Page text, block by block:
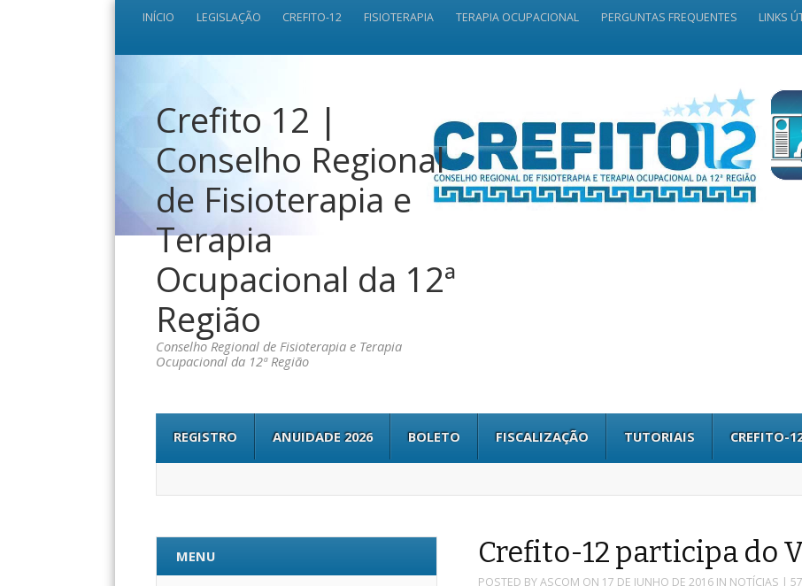
INÍCIO LEGISLAÇÃO CREFITO-12 FISIOTERAPIA TERAPIA OCUPACIONAL PERGUNTAS FREQUENTES LINKS
Crefito 12 |
Conselho Regional
de Fisioterapia e
Terapia
Ocupacional da 12ª
Região
Conselho Regional de Fisioterapia e Terapia
Ocupacional da 12ª Região
REGISTRO ANUIDADE 2026 BOLETO FISCALIZAÇÃO TUTORIAIS CREFITO-
Crefito-12 participa do
POSTED BYASCOM ON 17 DE JUNHO DE 2016IN NOTÍCIAS |
MENU